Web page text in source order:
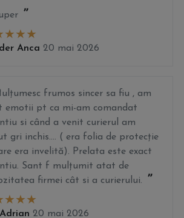
Anca 20 mai 2026
frumos sincer sa fiu , am
emotii pt ca mi-am comandat
si când a venit curierul am
gri inchis.... ( era folia de protecție
era invelită). Prelata este exact
Sant f mulțumit atat de
firmei cât si a curierului.
20 mai 2026